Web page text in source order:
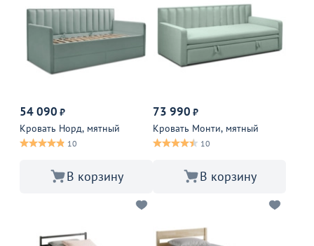
54 090 ₽
Кровать Норд, мятный
10
В корзину
73 990 ₽
Кровать Монти, мятный
10
В корзину